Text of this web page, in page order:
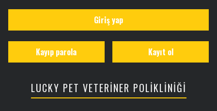
Giriş yap
Kayıt ol
Kayıp parola
LUCKY PET VETERİNER POLİKLİNİĞİ